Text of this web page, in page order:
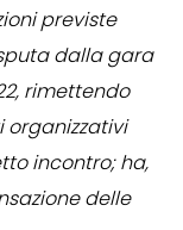
previste
dalla gara
rimettendo
organizzativi
incontro; ha,
delle